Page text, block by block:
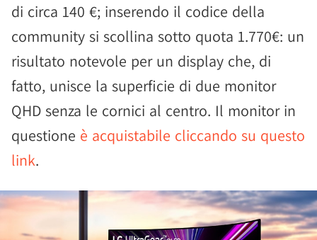
di circa 140 €; inserendo il codice della
community si scollina sotto quota 1.770€: un
risultato notevole per un display che, di
fatto, unisce la superficie di due monitor
QHD senza le cornici al centro. Il monitor in
questione è acquistabile cliccando su questo
link.